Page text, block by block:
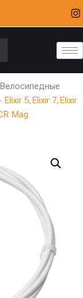
Велосипедные
5,Elixir 7,Elixir
Mag